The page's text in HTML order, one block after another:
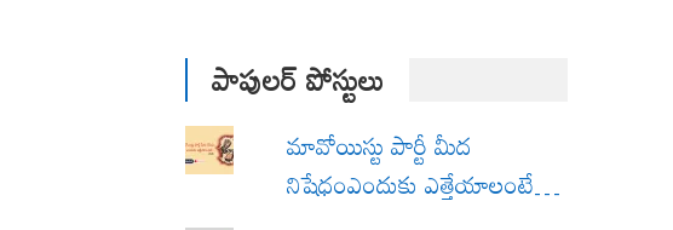
పాపులర్ పోస్టులు
మావోయిస్టు పార్టీ మీద
నిషేధంఎందుకు ఎత్తేయాలంటే…